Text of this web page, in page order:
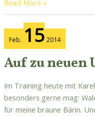
Read More »
Feb. 15 2014
Auf zu neuen
Im Training heute mit
besonders gerne mag:
für meine braune Bärin.
neuen
Ufern